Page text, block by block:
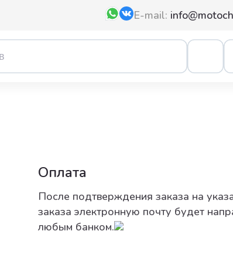
E-mail:
мультиколор, 4523
Оплата
После подтверждения заказа на
заказа электронную почту будет
любым банком.